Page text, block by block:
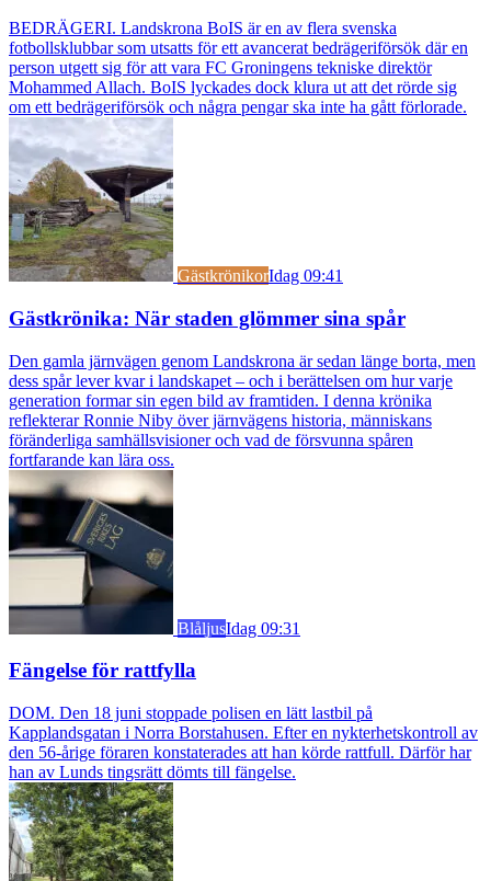
BEDRÄGERI. Landskrona BoIS är en av flera svenska
fotbollsklubbar som utsatts för ett avancerat bedrägeriförsök där en
person utgett sig för att vara FC Groningens tekniske direktör
Mohammed Allach. BoIS lyckades dock klura ut att det rörde sig
om ett bedrägeriförsök och några pengar ska inte ha gått förlorade.
GästkrönikorIdag 09:41
Gästkrönika: När staden glömmer sina spår
Den gamla järnvägen genom Landskrona är sedan länge borta, men
dess spår lever kvar i landskapet – och i berättelsen om hur varje
generation formar sin egen bild av framtiden. I denna krönika
reflekterar Ronnie Niby över järnvägens historia, människans
föränderliga samhällsvisioner och vad de försvunna spåren
fortfarande kan lära oss.
BlåljusIdag 09:31
Fängelse för rattfylla
DOM. Den 18 juni stoppade polisen en lätt lastbil på
Kapplandsgatan i Norra Borstahusen. Efter en nykterhetskontroll av
den 56-årige föraren konstaterades att han körde rattfull. Därför har
han av Lunds tingsrätt dömts till fängelse.